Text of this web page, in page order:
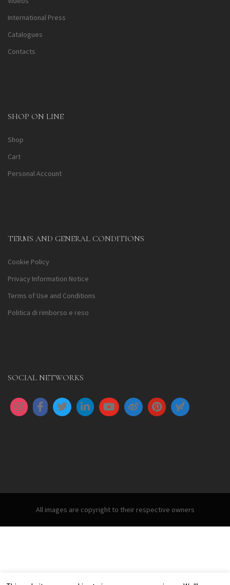
International Press
Catalogues
Contacts
SHOP ON LINE
Shop
Cart
Personal Account
TERMS AND GENERAL CONDITIONS
Cookie Policy
Privacy Information Notice
Terms of Use and Conditions
Politica di rimborso e reso
SOCIAL NETWORKS
All images are copyright to their respective owners